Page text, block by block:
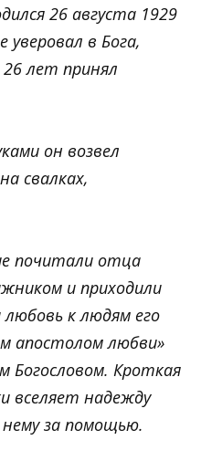
26 августа 1929
уверовал в Бога,
лет принял
он возвел
свалках,
почитали отца
и приходили
любовь к людям его
апостолом любви»
Богословом. Кроткая
вселяет надежду
за помощью.